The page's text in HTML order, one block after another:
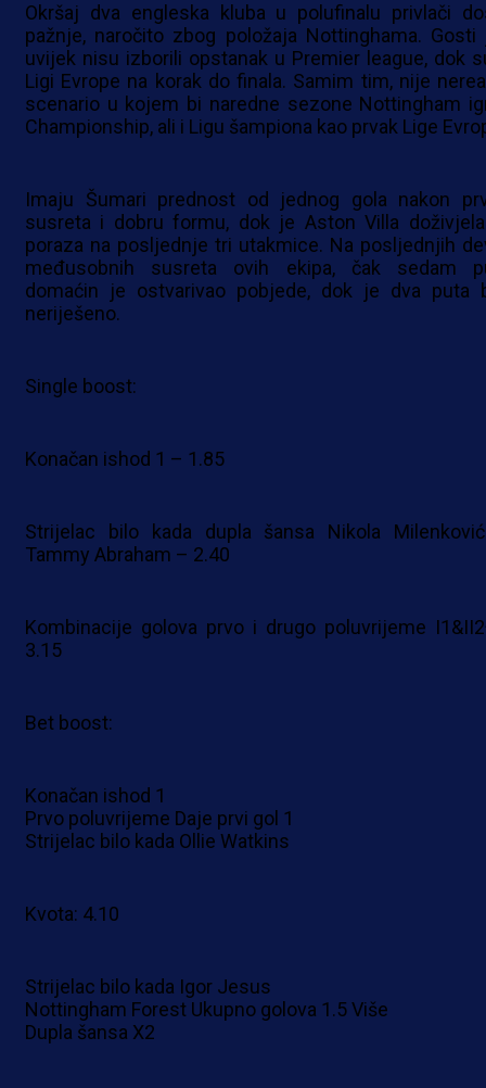
Okršaj dva engleska kluba u polufinalu privlači
pažnje, naročito zbog položaja Nottinghama. Gosti
uvijek nisu izborili opstanak u Premier league, dok
Ligi Evrope na korak do finala. Samim tim, nije
scenario u kojem bi naredne sezone Nottingham
Championship, ali i Ligu šampiona kao prvak Lige
Imaju Šumari prednost od jednog gola nakon
susreta i dobru formu, dok je Aston Villa
poraza na posljednje tri utakmice. Na posljednjih
međusobnih susreta ovih ekipa, čak sedam
domaćin je ostvarivao pobjede, dok je dva puta
neriješeno.
Single boost:
Konačan ishod 1 – 1.85
Strijelac bilo kada dupla šansa Nikola
Tammy Abraham – 2.40
Kombinacije golova prvo i drugo poluvrijeme
3.15
Bet boost:
Konačan ishod 1
Prvo poluvrijeme Daje prvi gol 1
Strijelac bilo kada Ollie Watkins
Kvota: 4.10
Strijelac bilo kada Igor Jesus
Nottingham Forest Ukupno golova 1.5 Više
Dupla šansa X2